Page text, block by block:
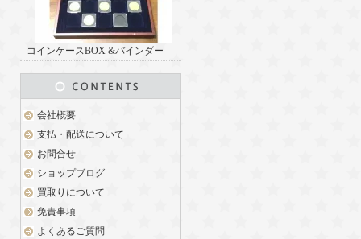
コインケースBOX &バインダー
会社概要
支払・配送について
お問合せ
ショップブログ
買取りについて
免責事項
よくあるご質問